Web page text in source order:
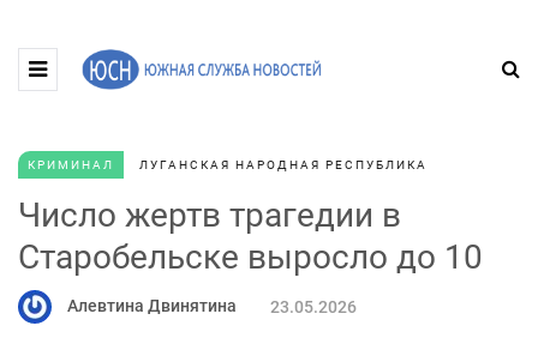
КРИМИНАЛ ЛУГАНСКАЯ НАРОДНАЯ РЕСПУБЛИКА
Число жертв трагедии в
Старобельске выросло до 10
Алевтина Двинятина 23.05.2026